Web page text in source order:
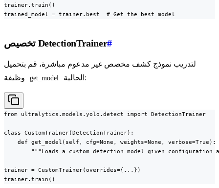
trainer.train()
trained_model = trainer.best  # Get the best model
تخصيص DetectionTrainer#
لتدريب نموذج كشف مخصص غير مدعوم مباشرة، قم بتحميل
get_model الحالية:
from ultralytics.models.yolo.detect import DetectionTrainer
class CustomTrainer(DetectionTrainer):
    def get_model(self, cfg=None, weights=None, verbose=True):
"""Loads a custom detection model given configuration
trainer = CustomTrainer(overrides={...})
trainer.train()